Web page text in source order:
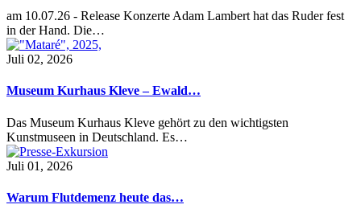
am 10.07.26 - Release Konzerte Adam Lambert hat das Ruder fest
in der Hand. Die…
Juli 02, 2026
Museum Kurhaus Kleve – Ewald…
Das Museum Kurhaus Kleve gehört zu den wichtigsten
Kunstmuseen in Deutschland. Es…
Juli 01, 2026
Warum Flutdemenz heute das…